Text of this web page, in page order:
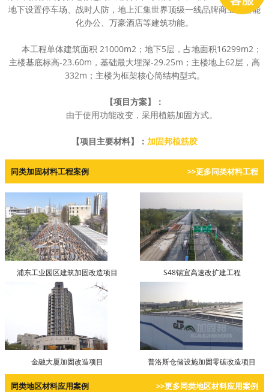
地下设置停车场、战时人防，地上汇集世界顶级一线品牌商业、智能
化办公、万豪酒店等建筑功能。
本工程单体建筑面积 21000m2；地下5层，占地面积16299m2；
主楼基底标高-23.60m，基础最大埋深-29.25m；主楼地上62层，高
332m；主楼为框架核心筒结构型式。
【项目方案】：
由于使用功能改变，采用植筋加固方式。
【项目主要材料】： 加固邦植筋胶
同类加固材料工程案例 >>更多同类材料工程
浦东工业园区建筑加固改造项目 S48锡宜高速改扩建工程
金融大厦加固改造项目 普洛斯仓储设施加固零碳改造项目
同类地区材料应用案例 >>更多同类地区材料应用案例